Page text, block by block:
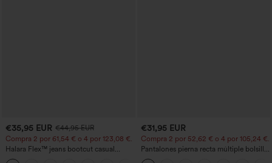
€35,95 EUR €44,95 EUR
Compra 2 por 61,54 € o 4 por 123,08 €.
Halara Flex™ jeans bootcut casual
lavados, de talle alto y con bolsillos
€31,95 EUR
Compra 2 por 52,62 € o 4 por 105,24 €.
Pantalones pierna recta múltiple bolsillo
botón tiro alto